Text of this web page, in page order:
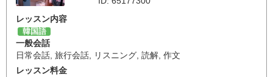
レッスン内容
韓国語
一般会話
日常会話 旅行会話 リスニング 読解 作文
レッスン料金